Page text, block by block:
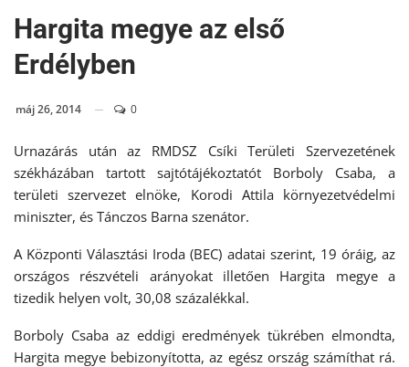
Hargita megye az első
Erdélyben
máj 26, 2014 0
Urnazárás után az RMDSZ Csíki Területi Szervezetének
székházában tartott sajtótájékoztatót Borboly Csaba, a
területi szervezet elnöke, Korodi Attila környezetvédelmi
miniszter, és Tánczos Barna szenátor.
A Központi Választási Iroda (BEC) adatai szerint, 19 óráig, az
országos részvételi arányokat illetően Hargita megye a
tizedik helyen volt, 30,08 százalékkal.
Borboly Csaba az eddigi eredmények tükrében elmondta,
Hargita megye bebizonyította, az egész ország számíthat rá.